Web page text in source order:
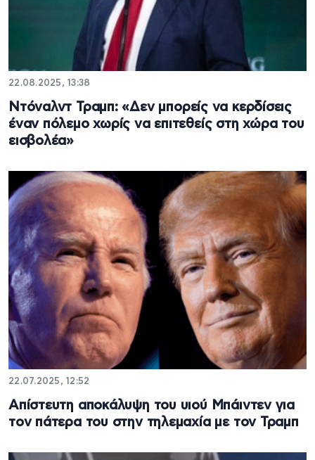
22.08.2025, 13:38
Ντόναλντ Τραμπ: «Δεν μπορείς να κερδίσεις
έναν πόλεμο χωρίς να επιτεθείς στη χώρα του
εισβολέα»
22.07.2025, 12:52
Απίστευτη αποκάλυψη του υιού Μπάιντεν για
τον πάτερα του στην τηλεμαχία με τον Τραμπ